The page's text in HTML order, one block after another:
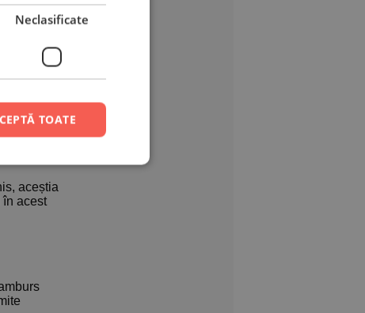
dacă
se pot
aceștia
în acest
Neclasificate
TOATE